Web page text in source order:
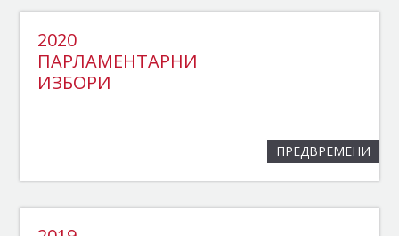
2020
ПАРЛАМЕНТАРНИ
ИЗБОРИ
ПРЕДВРЕМЕНИ